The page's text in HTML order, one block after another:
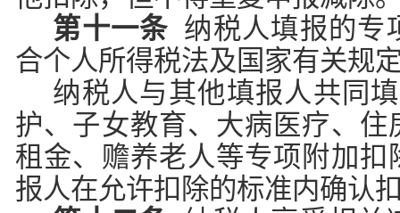
第十一条 纳税人填报的专
合个人所得税法及国家有关规
纳税人与其他填报人共同
护、子女教育、大病医疗、住
租金、赡养老人等专项附加扣
报人在允许扣除的标准内确认